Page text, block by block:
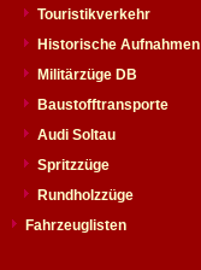
Touristikverkehr
Historische Aufnahmen
Militärzüge DB
Baustofftransporte
Audi Soltau
Spritzzüge
Rundholzzüge
Fahrzeuglisten